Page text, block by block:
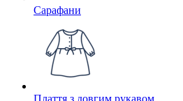
Сарафани
Плаття з довгим рукавом